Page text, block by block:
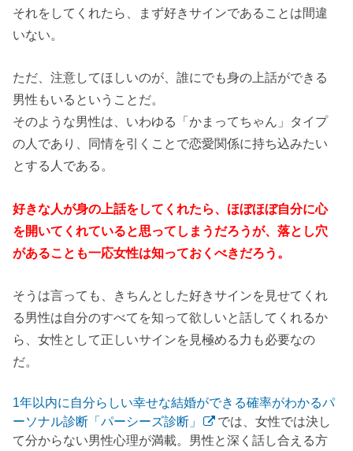
それをしてくれたら、まず好きサインであることは間違
いない。
ただ、注意してほしいのが、誰にでも身の上話ができる
男性もいるということだ。
そのような男性は、いわゆる「かまってちゃん」タイプ
の人であり、同情を引くことで恋愛関係に持ち込みたい
とする人である。
好きな人が身の上話をしてくれたら、ほぼほぼ自分に心
を開いてくれていると思ってしまうだろうが、落とし穴
があることも一応女性は知っておくべきだろう。
そうは言っても、きちんとした好きサインを見せてくれ
る男性は自分のすべてを知って欲しいと話してくれるか
ら、女性として正しいサインを見極める力も必要なの
だ。
1年以内に自分らしい幸せな結婚ができる確率がわかるパ
ーソナル診断「パーシーズ診断」
では、女性では決し
て分からない男性心理が満載。男性と深く話し合える方